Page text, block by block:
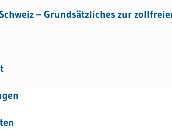
und Handel
Verkehr
Privatrecht
– Grundsätzliches zur